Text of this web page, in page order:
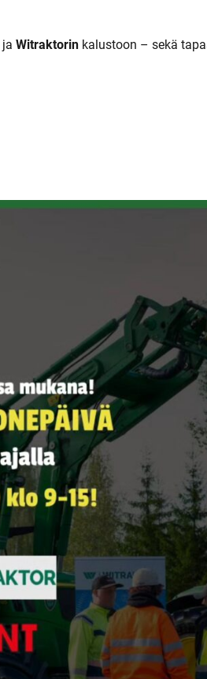
ja Witraktorin kalustoon – sekä